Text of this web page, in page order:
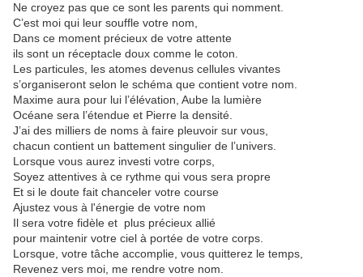
Ne croyez pas que ce sont les parents qui nomment.
C’est moi qui leur souffle votre nom,
Dans ce moment précieux de votre attente
ils sont un réceptacle doux comme le coton.
Les particules, les atomes devenus cellules vivantes
s’organiseront selon le schéma que contient votre nom.
Maxime aura pour lui l’élévation, Aube la lumière
Océane sera l’étendue et Pierre la densité.
J’ai des milliers de noms à faire pleuvoir sur vous,
chacun contient un battement singulier de l’univers.
Lorsque vous aurez investi votre corps,
Soyez attentives à ce rythme qui vous sera propre
Et si le doute fait chanceler votre course
Ajustez vous à l'énergie de votre nom
Il sera votre fidèle et plus précieux allié
pour maintenir votre ciel à portée de votre corps.
Lorsque, votre tâche accomplie, vous quitterez le temps,
Revenez vers moi, me rendre votre nom.